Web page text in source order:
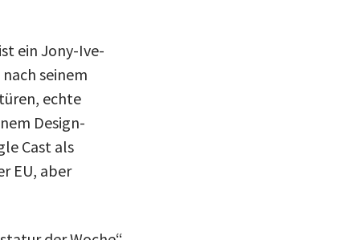
ein Jony-Ive-
seinem
echte
Design-
Cast als
EU, aber